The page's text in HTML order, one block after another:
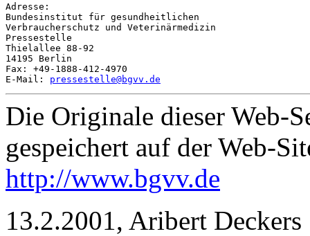
Adresse:
Bundesinstitut für gesundheitlichen
Verbraucherschutz und Veterinärmedizin
Pressestelle
Thielallee 88-92
14195 Berlin
Fax: +49-1888-412-4970
E-Mail: pressestelle@bgvv.de
Die Originale dieser Web-
gespeichert auf der Web-
http://www.bgvv.de
13.2.2001, Aribert Deckers